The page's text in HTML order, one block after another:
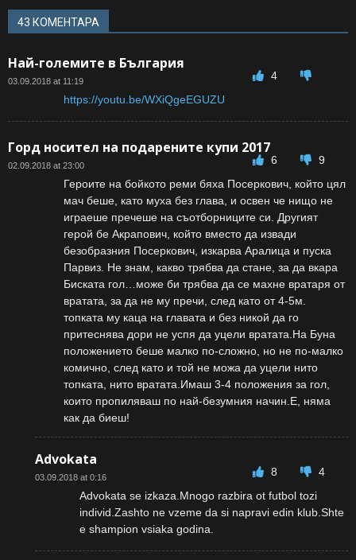
43 КОМЕНТАРА
Най-големите в България
03.09.2018 at 11:19
4
https://youtu.be/WXiQgeEGUZU
Горд носител на подарените купи 2017
02.09.2018 at 23:00 6
9
Героите на бойкото реми бяха Посеркович, който цял
мач беше, като муха без глава, и освен че нищо не
играеше пречеше на съотборниците си. Другият
герой бе Акрапович, който вместо да извади
безобразния Посеркович, изкарва Аралица и пуска
Парвиз. Не знам, какво трябва да стане, за да вкара
Биската гол…може би трябва да се махне вратаря от
вратата, за да не му пречи, след като от 4-5м.
топката му каца на главата и без никой да го
притеснява дори не успя да уцели вратата.На Буна
положението беше малко по-сложно, но не по-малко
комично, след като и той не можа да уцели нито
топката, нито вратата.Имаш 3-4 положения за гол,
които пропиляваш по най-безумния начин.Е, няма
как да биеш!
Advokata
03.09.2018 at 0:16 8
4
Advokata se izkaza.Mnogo razbira ot futbol tozi
individ.Zashto ne vzeme da si napravi edin klub.Shte
e shampion vsiaka godina.